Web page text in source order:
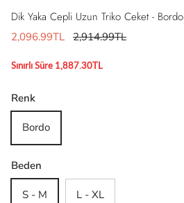
Dik Yaka Cepli Uzun Triko Ceket - Bordo
2,096.99TL 2,914.99TL
Sınırlı Süre 1,887.30TL
Renk
Bordo
Beden
S - M L - XL